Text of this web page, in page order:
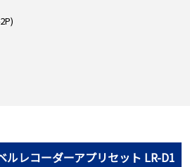
ルレコーダーアプリセット LR-D1